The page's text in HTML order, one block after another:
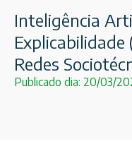
Inteligência
Explicabilidade
Redes
Publicado dia: 20/03/